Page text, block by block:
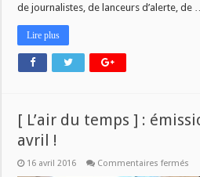
de journalistes, de lanceurs d’alerte, de
Lire plus
[ L’air du temps ] :
avril !
16 avril 2016 Commentaires fermés